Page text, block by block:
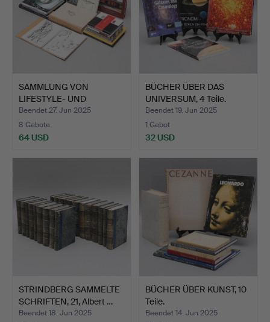
SAMMLUNG VON
LIFESTYLE- UND
KUNSTBÜCHERN, …
Beendet 27. Jun 2025
8 Gebote
64 USD
BÜCHER ÜBER DAS
UNIVERSUM, 4 Teile.
Beendet 19. Jun 2025
1 Gebot
32 USD
STRINDBERG SAMMELTE
SCHRIFTEN, 21, Albert …
Beendet 18. Jun 2025
BÜCHER ÜBER KUNST, 10
Teile.
Beendet 14. Jun 2025